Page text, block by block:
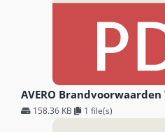
AVERO Brandvoorwaarden
158.36 KB 1 file(s)